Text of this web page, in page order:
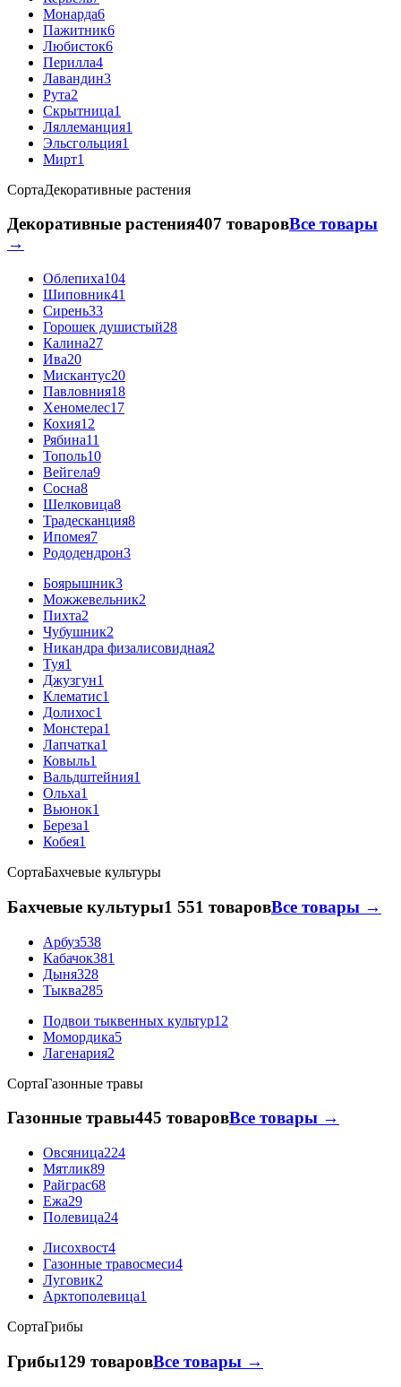
Монарда6
Пажитник6
Любисток6
Перилла4
Лавандин3
Рута2
Скрытница1
Ляллеманция1
Эльсгольция1
Мирт1
СортаДекоративные растения
Декоративные растения407 товаровВсе товары
→
Облепиха104
Шиповник41
Сирень33
Горошек душистый28
Калина27
Ива20
Мискантус20
Павловния18
Хеномелес17
Кохия12
Рябина11
Тополь10
Вейгела9
Сосна8
Шелковица8
Традесканция8
Ипомея7
Рододендрон3
Боярышник3
Можжевельник2
Пихта2
Чубушник2
Никандра физалисовидная2
Туя1
Джузгун1
Клематис1
Долихос1
Монстера1
Лапчатка1
Ковыль1
Вальдштейния1
Ольха1
Вьюнок1
Береза1
Кобея1
СортаБахчевые культуры
Бахчевые культуры1 551 товаровВсе товары →
Арбуз538
Кабачок381
Дыня328
Тыква285
Подвои тыквенных культур12
Момордика5
Лагенария2
СортаГазонные травы
Газонные травы445 товаровВсе товары →
Овсяница224
Мятлик89
Райграс68
Ежа29
Полевица24
Лисохвост4
Газонные травосмеси4
Луговик2
Арктополевица1
СортаГрибы
Грибы129 товаровВсе товары →